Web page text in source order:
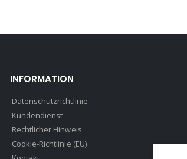
INFORMATION
Datenschutzrichtlinie
Kundendienst
Rechtlicher Hinweis
Cookie-Richtlinie (EU)